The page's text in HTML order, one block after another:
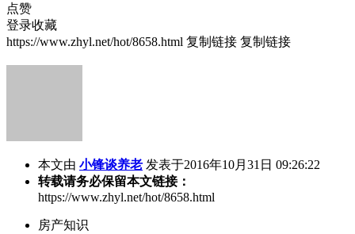
点赞
登录收藏
https://www.zhyl.net/hot/8658.html 复制链接 复制链接
本文由 小锋谈养老 发表于2016年10月31日 09:26:22
转载请务必保留本文链接：
https://www.zhyl.net/hot/8658.html
房产知识